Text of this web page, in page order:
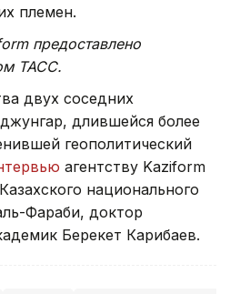
племен.
предоставлено
ТАСС.
двух соседних
длившейся более
геополитический
агентству Kaziform
национального
Фараби, доктор
Берекет Карибаев.